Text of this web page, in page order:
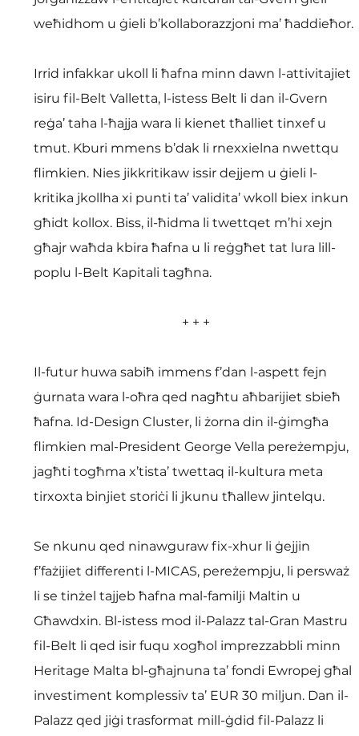
weħidhom u ġieli b’kollaborazzjoni ma’ ħaddieħor.
Irrid infakkar ukoll li ħafna minn dawn l-attivitajiet
isiru fil-Belt Valletta, l-istess Belt li dan il-Gvern
reġa’ taha l-ħajja wara li kienet tħalliet tinxef u
tmut. Kburi mmens b’dak li rnexxielna nwettqu
flimkien. Nies jikkritikaw issir dejjem u ġieli l-
kritika jkollha xi punti ta’ validita’ wkoll biex inkun
għidt kollox. Biss, il-ħidma li twettqet m’hi xejn
għajr waħda kbira ħafna u li reġgħet tat lura lill-
poplu l-Belt Kapitali tagħna.
+ + +
Il-futur huwa sabiħ immens f’dan l-aspett fejn
ġurnata wara l-oħra qed nagħtu aħbarijiet sbieħ
ħafna. Id-Design Cluster, li żorna din il-ġimgħa
flimkien mal-President George Vella pereżempju,
jagħti togħma x’tista’ twettaq il-kultura meta
tirxoxta binjiet storiċi li jkunu tħallew jintelqu.
Se nkunu qed ninawguraw fix-xhur li ġejjin
f’fażijiet differenti l-MICAS, pereżempju, li persważ
li se tinżel tajjeb ħafna mal-familji Maltin u
Għawdxin. Bl-istess mod il-Palazz tal-Gran Mastru
fil-Belt li qed isir fuqu xogħol imprezzabbli minn
Heritage Malta bl-għajnuna ta’ fondi Ewropej għal
investiment komplessiv ta’ EUR 30 miljun. Dan il-
Palazz qed jiġi trasformat mill-ġdid fil-Palazz li